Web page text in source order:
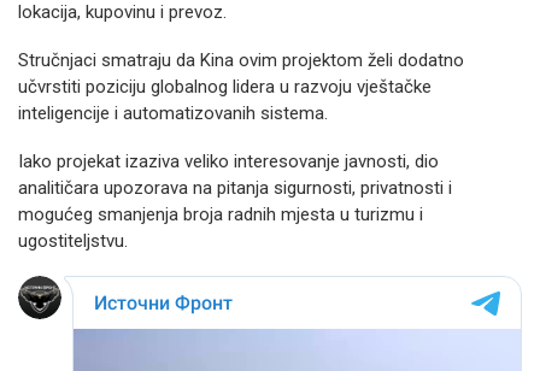
lokacija, kupovinu i prevoz.
Stručnjaci smatraju da Kina ovim projektom želi dodatno
učvrstiti poziciju globalnog lidera u razvoju vještačke
inteligencije i automatizovanih sistema.
Iako projekat izaziva veliko interesovanje javnosti, dio
analitičara upozorava na pitanja sigurnosti, privatnosti i
mogućeg smanjenja broja radnih mjesta u turizmu i
ugostiteljstvu.